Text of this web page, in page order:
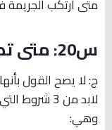
متى ارتكب الجريمة فلابد من وجود
س20: متى تطبق العقوبة؟
ج: لا يصح القول
لابد من 3
وهي: